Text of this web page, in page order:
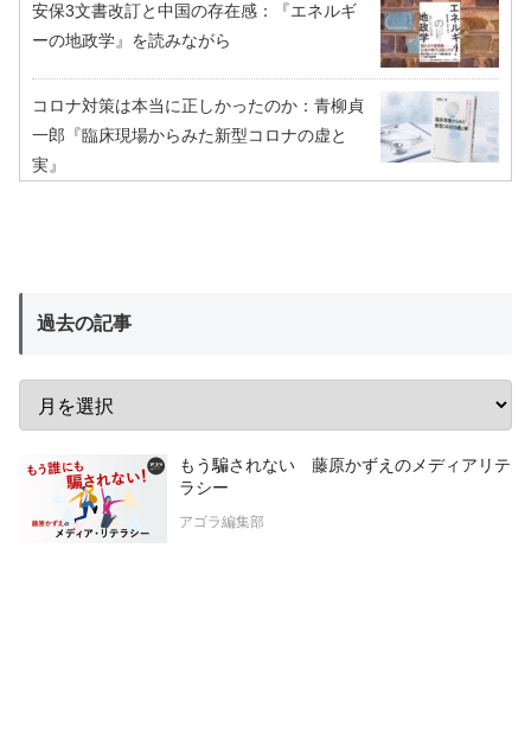
安保3文書改訂と中国の存在感：『エネルギ
ーの地政学』を読みながら
コロナ対策は本当に正しかったのか：青柳貞
一郎『臨床現場からみた新型コロナの虚と
実』
過去の記事
もう騙されない 藤原かずえのメディアリテ
ラシー
アゴラ編集部